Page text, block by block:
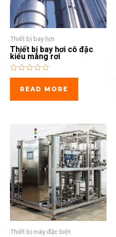
Thiết bị bay hơi
Thiết bị bay hơi cô đặc
kiểu màng rơi
Rated
outREAD MORE
Thiết bị máy đặc biệt